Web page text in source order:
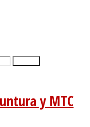
y MTC
china22 febrero, 2023